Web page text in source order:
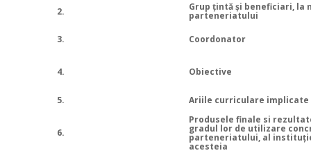
2.
Grup ţintă şi beneficiari, la
parteneriatului
3.
Coordonator
4. Obiective
5. Ariile curriculare implicate
6.
Produsele finale si
gradul lor de utilizare
parteneriatului, al
acesteia